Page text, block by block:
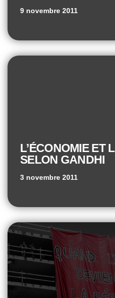
9 novembre 2011
L’ÉCONOMIE ET
SELON GANDHI
3 novembre 2011